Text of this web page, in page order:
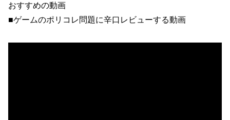
おすすめの動画
■ゲームのポリコレ問題に辛口レビューする動画